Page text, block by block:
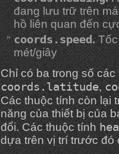
đang lưu trữ trên
hồ liên quan đến
coords.speed.Tốc
mét/giây
Chỉ có ba trong số
coords.latitude,
Các thuộc tính còn lại
năng của thiết bị của
đổi. Các thuộc tính
dựa trên vị trí trước